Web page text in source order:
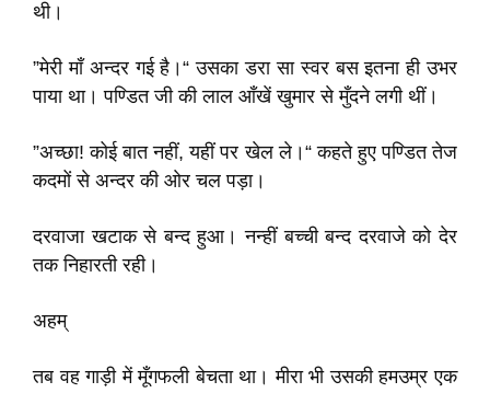
थी।
”मेरी माँ अन्दर गई है।“ उसका डरा सा स्वर बस इतना ही उभर
पाया था। पण्डित जी की लाल आँखें खुमार से मुँदने लगी थीं।
”अच्छा! कोई बात नहीं, यहीं पर खेल ले।“ कहते हुए पण्डित तेज
कदमों से अन्दर की ओर चल पड़ा।
दरवाजा खटाक से बन्द हुआ। नन्हीं बच्ची बन्द दरवाजे को देर
तक निहारती रही।
अहम्‌
तब वह गाड़ी में मूँगफली बेचता था। मीरा भी उसकी हमउम्र एक